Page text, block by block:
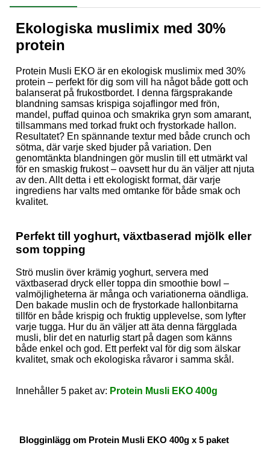
Ekologiska muslimix med 30%
protein
Protein Musli EKO är en ekologisk muslimix med 30%
protein – perfekt för dig som vill ha något både gott och
balanserat på frukostbordet. I denna färgsprakande
blandning samsas krispiga sojaflingor med frön,
mandel, puffad quinoa och smakrika gryn som amarant,
tillsammans med torkad frukt och frystorkade hallon.
Resultatet? En spännande textur med både crunch och
sötma, där varje sked bjuder på variation. Den
genomtänkta blandningen gör muslin till ett utmärkt val
för en smaskig frukost – oavsett hur du än väljer att njuta
av den. Allt detta i ett ekologiskt format, där varje
ingrediens har valts med omtanke för både smak och
kvalitet.
Perfekt till yoghurt, växtbaserad mjölk eller
som topping
Strö muslin över krämig yoghurt, servera med
växtbaserad dryck eller toppa din smoothie bowl –
valmöjligheterna är många och variationerna oändliga.
Den bakade muslin och de frystorkade hallonbitarna
tillför en både krispig och fruktig upplevelse, som lyfter
varje tugga. Hur du än väljer att äta denna färgglada
musli, blir det en naturlig start på dagen som känns
både enkel och god. Ett perfekt val för dig som älskar
kvalitet, smak och ekologiska råvaror i samma skål.
Innehåller 5 paket av: Protein Musli EKO 400g
Blogginlägg om Protein Musli EKO 400g x 5 paket